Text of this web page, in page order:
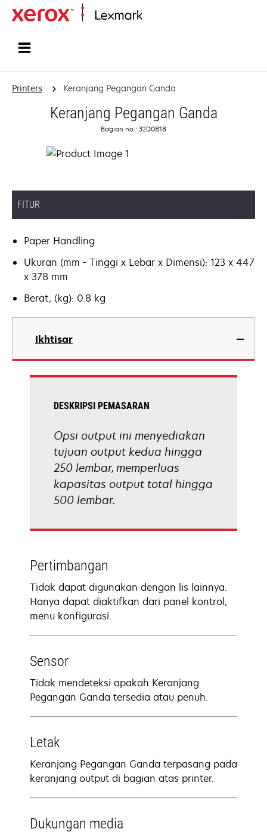
Printers Keranjang Pegangan Ganda
Keranjang Pegangan Ganda
Bagian no.: 32D0818
FITUR
Paper Handling
Ukuran (mm - Tinggi x Lebar x Dimensi): 123 x 447
x 378 mm
Berat, (kg): 0.8 kg
Ikhtisar
DESKRIPSI PEMASARAN
Opsi output ini menyediakan
tujuan output kedua hingga
250 lembar, memperluas
kapasitas output total hingga
500 lembar.
Pertimbangan
Tidak dapat digunakan dengan lis lainnya.
Hanya dapat diaktifkan dari panel kontrol,
menu konfigurasi.
Sensor
Tidak mendeteksi apakah Keranjang
Pegangan Ganda tersedia atau penuh.
Letak
Keranjang Pegangan Ganda terpasang pada
keranjang output di bagian atas printer.
Dukungan media